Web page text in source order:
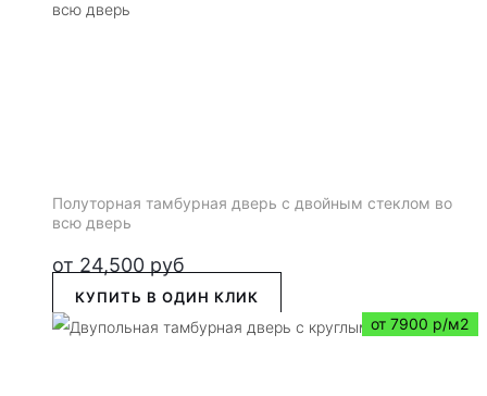
Полуторная тамбурная дверь с двойным стеклом во
всю дверь
от 24,500 руб
КУПИТЬ В ОДИН КЛИК
от 7900 р/м2